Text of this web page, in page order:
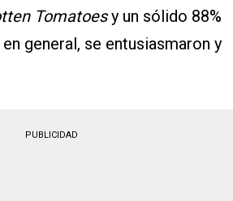
Tomatoesy un sólido 88%
general, se entusiasmaron y
PUBLICIDAD